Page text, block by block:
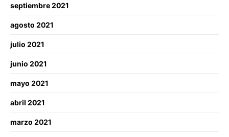
septiembre 2021
agosto 2021
julio 2021
junio 2021
mayo 2021
abril 2021
marzo 2021